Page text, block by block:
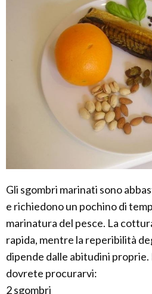
Gli sgombri marinati sono
e richiedono un pochino di
marinatura del pesce. La
rapida, mentre la reperibilità
dipende dalle abitudini proprie.
dovrete procurarvi:
2 sgombri